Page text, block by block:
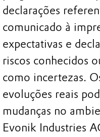
declarações
comunicado à
expectativas e
riscos conhecidos
como incertezas.
evoluções reais
mudanças no
Evonik Industries